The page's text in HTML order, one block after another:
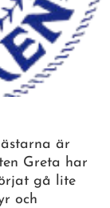
är
Greta har
gå lite
och